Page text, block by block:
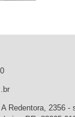
Redentora, 2356 -